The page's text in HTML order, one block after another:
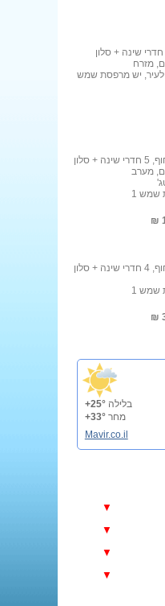
מזרח
6, נוף לעיר, יש מרפסת שמש
סלון
מערב
סלון
בלילה+25°
מחר+33°
Mavir.co.il
▼
▼
▼
▼